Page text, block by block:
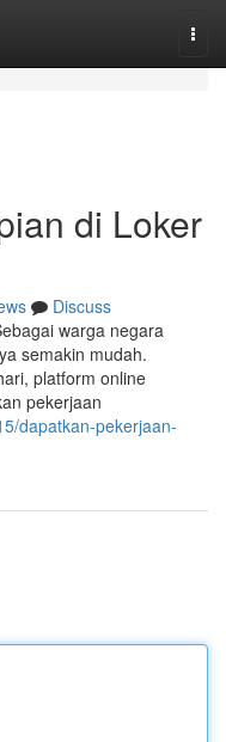
di Loker
Discuss
warga negara
semakin mudah.
platform online
pekerjaan
dapatkan-pekerjaan-